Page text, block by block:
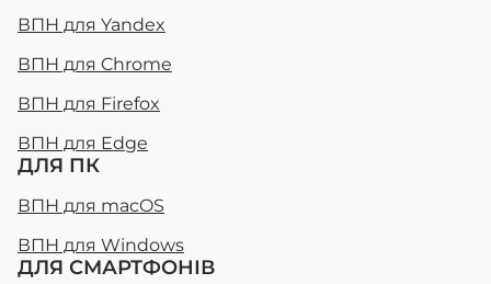
ВПН для Yandex
ВПН для Chrome
ВПН для Firefox
ВПН для Edge
ДЛЯ ПК
ВПН для macOS
ВПН для Windows
ДЛЯ СМАРТФОНІВ